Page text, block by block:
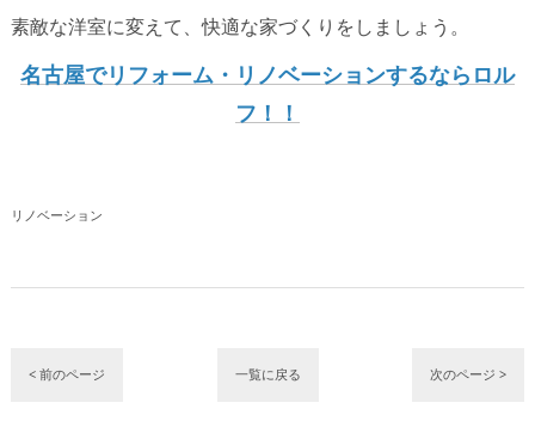
素敵な洋室に変えて、快適な家づくりをしましょう。
名古屋でリフォーム・リノベーションするならロル
フ！！
リノベーション
< 前のページ 一覧に戻る 次のページ >